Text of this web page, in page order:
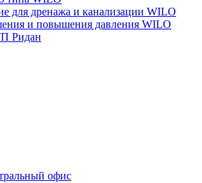
для дренажа и канализации WILO
и повышения давления WILO
Ридан
офис